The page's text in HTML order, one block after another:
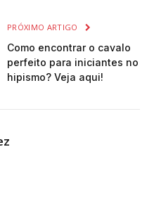
PRÓXIMO ARTIGO
Como encontrar o cavalo
perfeito para iniciantes no
hipismo? Veja aqui!